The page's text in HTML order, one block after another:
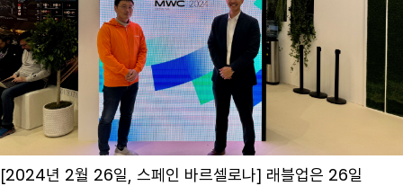
[2024년 2월 26일, 스페인 바르셀로나] 래블업은 26일